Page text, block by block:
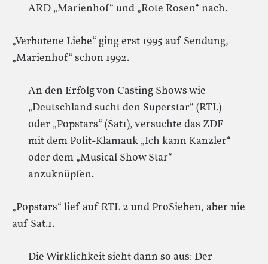
ARD „Marienhof“ und „Rote Rosen“ nach.
„Verbotene Liebe“ ging erst 1995 auf Sendung,
„Marienhof“ schon 1992.
An den Erfolg von Casting Shows wie
„Deutschland sucht den Superstar“ (RTL)
oder „Popstars“ (Sat1), versuchte das ZDF
mit dem Polit-Klamauk „Ich kann Kanzler“
oder dem „Musical Show Star“
anzuknüpfen.
„Popstars“ lief auf RTL 2 und ProSieben, aber nie
auf Sat.1.
Die Wirklichkeit sieht dann so aus: Der